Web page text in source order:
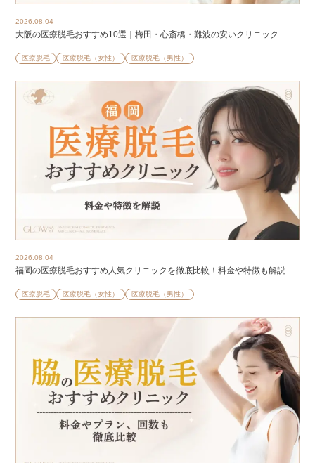
2026.08.04
大阪の医療脱毛おすすめ10選｜梅田・心斎橋・難波の安いクリニック
医療脱毛 医療脱毛（女性） 医療脱毛（男性）
2026.08.04
福岡の医療脱毛おすすめ人気クリニックを徹底比較！料金や特徴も解説
医療脱毛 医療脱毛（女性） 医療脱毛（男性）